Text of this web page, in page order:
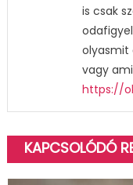
is csak
olyasmit
vagy
https://
KAPCSOLÓDÓ